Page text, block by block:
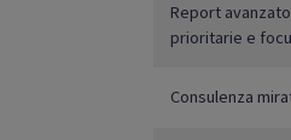
Report
prioritarie e
Consulenza